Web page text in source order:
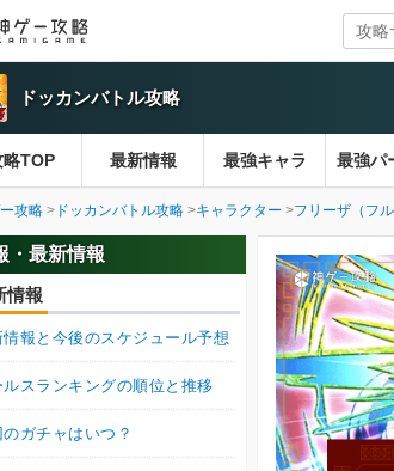
ドッカンバトル攻略
略TOP 最新情報 最強キャラ 最強パ
攻略 ドッカンバトル攻略 キャラクター フリーザ（フル
・最新情報
情報
情報と今後のスケジュール予想
ルスランキングの順位と推移
ガチャはいつ？